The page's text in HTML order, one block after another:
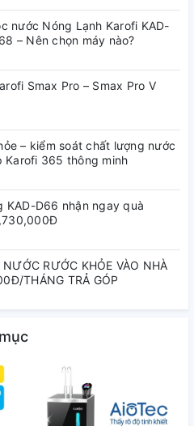
& Smax Master Alkaline Plus
đến 60% (trong điều kiện
lọc thô Smax Master F1-2-3
50Hz
nước Nóng Lạnh Karofi KAD-
– Nên chọn máy nào?
Smax Pro – Smax Pro V
– kiểm soát chất lượng nước
Karofi 365 thông minh
KAD-D66 nhận ngay quà
RƯỚC KHỎE VÀO NHÀ
THÁNG TRẢ GÓP